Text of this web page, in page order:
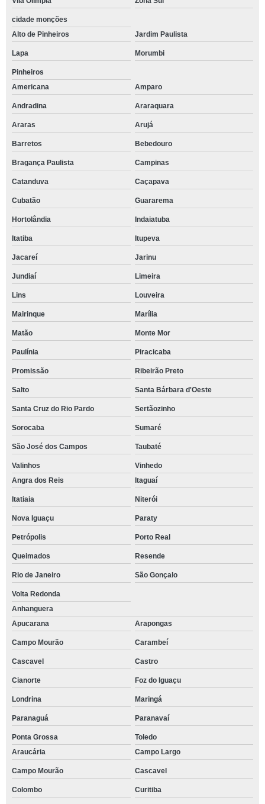
cidade monções
Alto de Pinheiros
Jardim Paulista
Lapa Morumbi
Pinheiros
Americana
Amparo
Andradina Araraquara
Araras Arujá
Barretos Bebedouro
Bragança Paulista Campinas
Catanduva Caçapava
Cubatão Guararema
Hortolândia Indaiatuba
Itatiba Itupeva
Jacareí Jarinu
Jundiaí Limeira
Lins Louveira
Mairinque Marília
Matão Monte Mor
Paulínia Piracicaba
Promissão Ribeirão Preto
Salto Santa Bárbara d'Oeste
Santa Cruz do Rio Pardo Sertãozinho
Sorocaba Sumaré
São José dos Campos Taubaté
Valinhos
Vinhedo
Angra dos Reis
Itaguaí
Itatiaia Niterói
Nova Iguaçu Paraty
Petrópolis Porto Real
Queimados Resende
Rio de Janeiro São Gonçalo
Volta Redonda
Anhanguera
Apucarana
Arapongas
Campo Mourão Carambeí
Cascavel Castro
Cianorte Foz do Iguaçu
Londrina Maringá
Paranaguá Paranavaí
Ponta Grossa
Toledo
Araucária
Campo Largo
Campo Mourão Cascavel
Colombo Curitiba